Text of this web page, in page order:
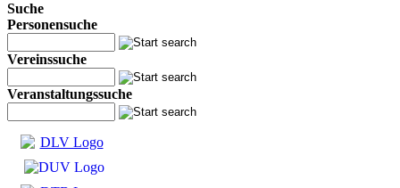
Suche
Personensuche
Vereinssuche
Veranstaltungssuche